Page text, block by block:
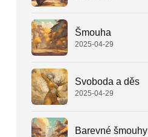
Šmouha
2025-04-29
Svoboda a děs
2025-04-29
Barevné šmouhy